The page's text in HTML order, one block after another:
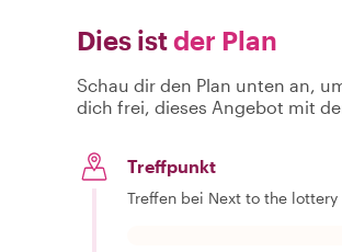
Dies istder Plan
Schau dir den Plan unten an,
dich frei, dieses Angebot mit
Treffpunkt
Treffen bei Next to the